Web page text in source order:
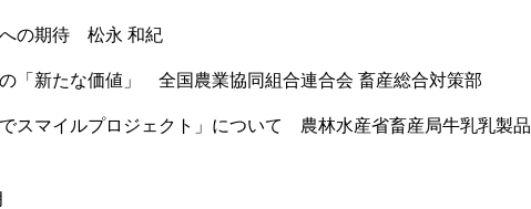
の期待 松永 和紀
「新たな価値」 全国農業協同組合連合会 畜産総合対策部
スマイルプロジェクト」について 農林水産省畜産局牛乳乳製品